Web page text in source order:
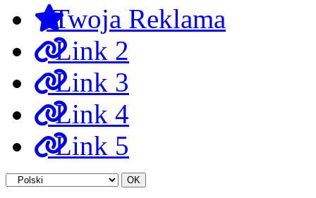
Twoja Reklama
Link 2
Link 3
Link 4
Link 5